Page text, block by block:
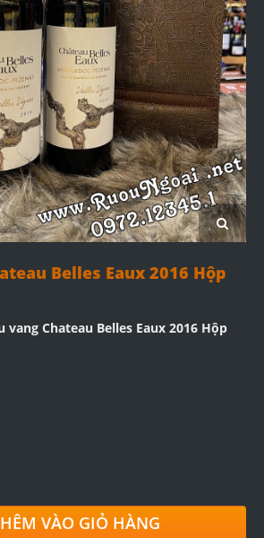
Belles Eaux 2016 Hộp
vang Chateau Belles Eaux 2016 Hộp
VÀO GIỎ HÀNG